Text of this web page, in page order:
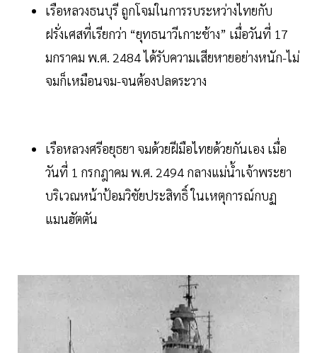
เรือหลวงธนบุรี ถูกโจมในการรบระหว่างไทยกับ
ฝรั่งเศสที่เรียกว่า “ยุทธนาวีเกาะช้าง” เมื่อวันที่ 17
มกราคม พ.ศ. 2484 ได้รับความเสียหายอย่างหนัก-ไม่
จมก็เหมือนจม-จนต้องปลดระวาง
เรือหลวงศรีอยุธยา จมด้วยฝีมือไทยด้วยกันเอง เมื่อ
วันที่ 1 กรกฎาคม พ.ศ. 2494 กลางแม่น้ำเจ้าพระยา
บริเวณหน้าป้อมวิชัยประสิทธิ์ ในเหตุการณ์กบฏ
แมนฮัตตัน